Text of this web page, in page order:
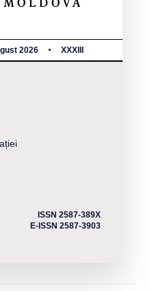
2026 XXXIII
ISSN 2587-389X
E-ISSN 2587-3903